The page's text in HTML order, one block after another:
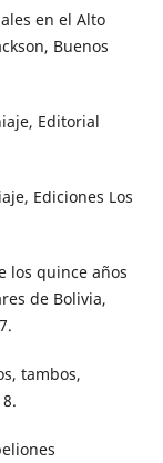
en el Alto
Buenos
Editorial
Ediciones Los
los quince años
de Bolivia,
tambos,